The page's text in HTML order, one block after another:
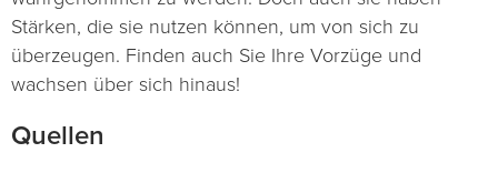
Stärken, die sie nutzen können, um von sich zu
überzeugen. Finden auch Sie Ihre Vorzüge und
wachsen über sich hinaus!
Quellen